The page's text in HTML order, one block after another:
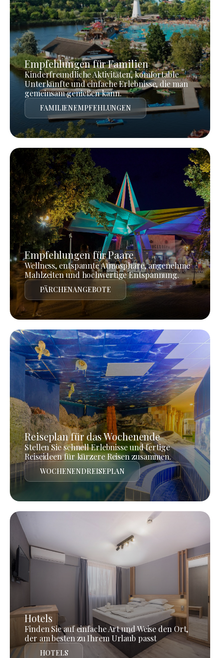
Empfehlungen für Familien
Kinderfreundliche Aktivitäten, komfortable
Unterkünfte und einfache Erlebnisse, die man
gemeinsam genießen kann.
FAMILIENEMPFEHLUNGEN
Empfehlungen für Paare
Wellness, entspannte Atmosphäre, angenehme
Mahlzeiten und hochwertige Entspannung.
PÄRCHENANGEBOTE
Reiseplan für das Wochenende
Stellen Sie schnell Erlebnisse und fertige
Reiseideen für kürzere Reisen zusammen.
WOCHENENDREISEPLAN
Hotels
Finden Sie auf einfache Art und Weise den Ort,
der am besten zu Ihrem Urlaub passt
HOTELS